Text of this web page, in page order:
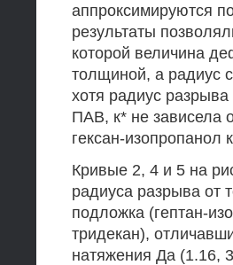
аппроксимируются
результаты
которой величина
толщиной, а радиус
хотя радиус
ПАВ, к* не зависела
гексан-изопропанол
Кривые 2, 4 и 5 на
радиуса разрыва от
подложка (гептан-
тридекан),
натяжения Да (1.16,